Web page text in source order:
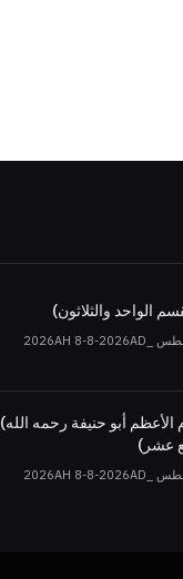
الواحد والثلاثون)
الأعظم أبو حنيفة رحمه الله)
عشر)